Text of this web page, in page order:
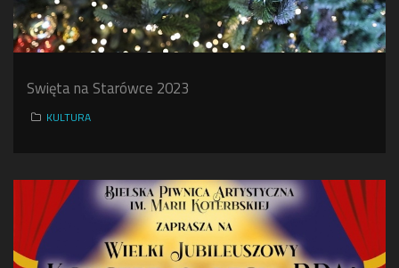
Swięta na Starówce 2023
KULTURA